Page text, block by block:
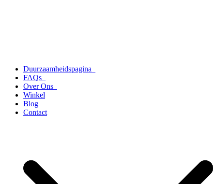
Duurzaamheidspagina
FAQs
Over Ons
Winkel
Blog
Contact